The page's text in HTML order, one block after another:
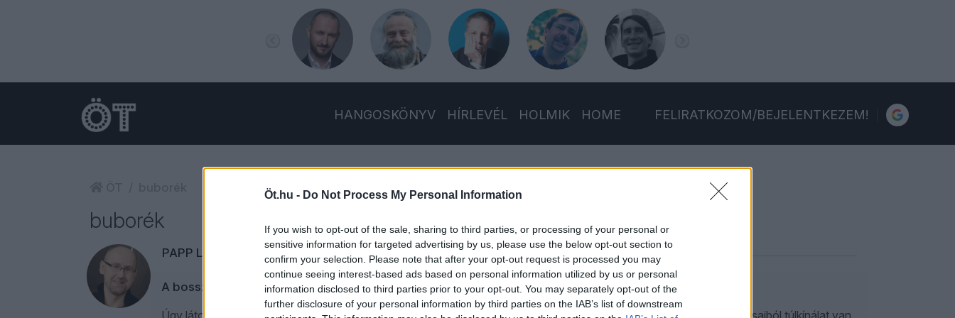
Öt.hu - Do Not Process My Personal Information
If you wish to opt-out of the sale, sharing to third parties, or processing of your personal or
sensitive information for targeted advertising by us, please use the below opt-out section to
confirm your selection. Please note that after your opt-out request is processed you may
continue seeing interest-based ads based on personal information utilized by us or personal
information disclosed to third parties prior to your opt-out. You may separately opt-out of the
further disclosure of your personal information by third parties on the IAB’s list of downstream
HANGOSKÖNYV HÍRLEVÉL HOLMIK HOME FELIRATKOZOM/BEJELENTKEZEM!
buborék
PAPP LÁSZLÓ TAMÁS
A bosszú körhintája – Buborékország rövid története